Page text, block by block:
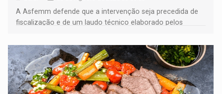
A Asfemm defende que a intervenção seja precedida de
fiscalização e de um laudo técnico elaborado pelos